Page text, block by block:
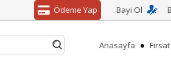
Ödeme Yap Bayi Ol
Anasayfa ●